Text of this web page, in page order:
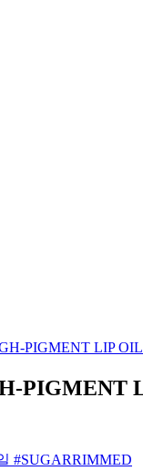
PIGMENT LIP OIL